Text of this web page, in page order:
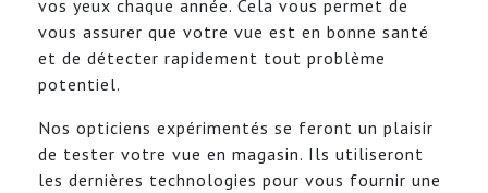
vos yeux chaque année. Cela vous permet de
vous assurer que votre vue est en bonne santé
et de détecter rapidement tout problème
potentiel.
Nos opticiens expérimentés se feront un plaisir
de tester votre vue en magasin. Ils utiliseront
les dernières technologies pour vous fournir une